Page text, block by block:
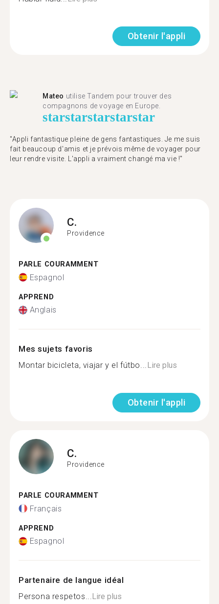
Obtenir l'appli
Mateo utilise Tandem pour trouver des
compagnons de voyage en Europe.
starstarstarstarstar
"Appli fantastique pleine de gens fantastiques. Je me suis
fait beaucoup d'amis et je prévois même de voyager pour
leur rendre visite. L'appli a vraiment changé ma vie !"
C.
Providence
PARLE COURAMMENT
Espagnol
APPREND
Anglais
Mes sujets favoris
Montar bicicleta, viajar y el fútbo...Lire plus
Obtenir l'appli
C.
Providence
PARLE COURAMMENT
Français
APPREND
Espagnol
Partenaire de langue idéal
Persona respetos...Lire plus